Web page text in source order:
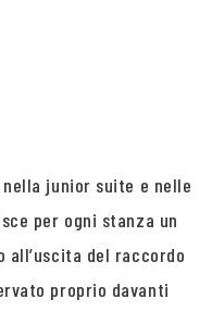
junior suite e nelle
per ogni stanza un
all’uscita del raccordo
proprio davanti